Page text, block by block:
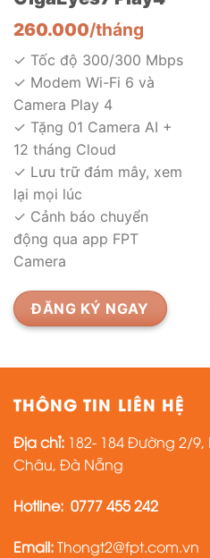
260.000/tháng
✓ Tốc độ 300/300 Mbps
✓ Modem Wi-Fi 6 và
Camera Play 4
✓ Tặng 01 Camera AI +
12 tháng Cloud
✓ Lưu trữ đám mây, xem
lại mọi lúc
✓ Cảnh báo chuyển
động qua app FPT
Camera
ĐĂNG KÝ NGAY
THÔNG TIN LIÊN HỆ
Địa chỉ: 182- 184 Đường 2/
Châu, Đà Nẵng
Hotline: 0777 455 242
Email:Thongt2@fpt.com.vn